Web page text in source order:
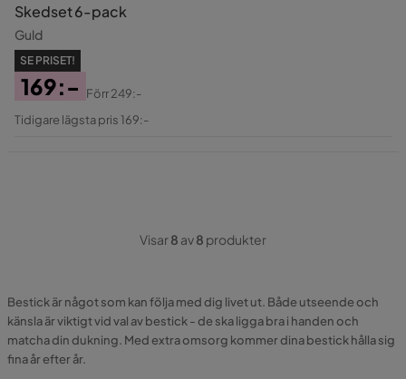
Skedset 6-pack
Guld
SE PRISET!
Pris
169:-
Original
Förr249:-
Tidigare lägsta pris 169:-
Visar8 av8 produkter
Bestick är något som kan följa med dig livet ut. Både utseende och
känsla är viktigt vid val av bestick - de ska ligga bra i handen och
matcha din dukning. Med extra omsorg kommer dina bestick hålla sig
fina år efter år.